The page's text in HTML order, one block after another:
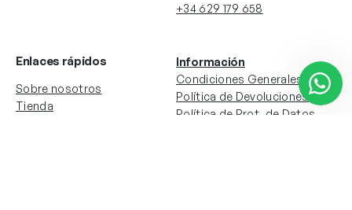
+34 629 179 658
Enlaces rápidos
Sobre nosotros
Tienda
Información
Condiciones Generales
Política de Devoluciones
Política de Prot. de Datos